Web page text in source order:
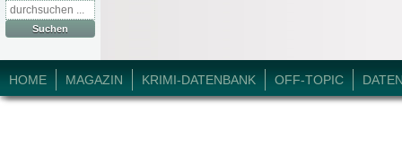
Suche
nach:
HOME MAGAZIN KRIMI-DATENBANK OFF-TOPIC
© 2026 Krimi-Forum.